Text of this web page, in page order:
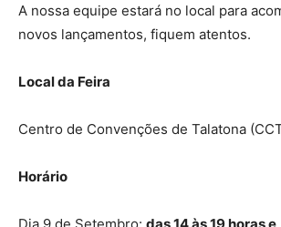
A nossa equipe estará no local para
novos lançamentos, fiquem atentos.
Local da Feira
Centro de Convenções de Talatona
Horário